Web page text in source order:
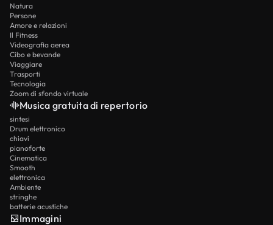
Natura
Persone
Amore e relazioni
Il Fitness
Videografia aerea
Cibo e bevande
Viaggiare
Trasporti
Tecnologia
Zoom di sfondo virtuale
Musica gratuita di repertorio
sintesi
Drum elettronico
chiavi
pianoforte
Cinematica
Smooth
elettronica
Ambiente
stringhe
batterie acustiche
Immagini